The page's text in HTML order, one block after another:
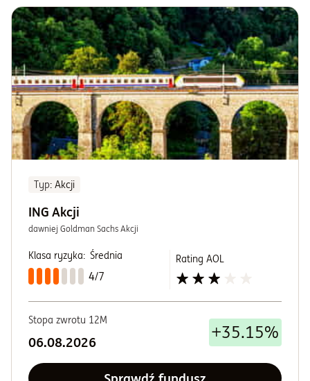
Typ: Akcji
ING Akcji
dawniej Goldman Sachs Akcji
Klasa ryzyka: Średnia
4/7
Rating AOL
Stopa zwrotu 12M
06.08.2026 +35.15%